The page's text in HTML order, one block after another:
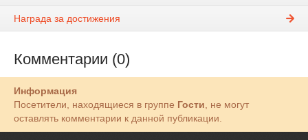
Награда за достижения
Комментарии (0)
Информация
Посетители, находящиеся в группе Гости, не могут
оставлять комментарии к данной публикации.